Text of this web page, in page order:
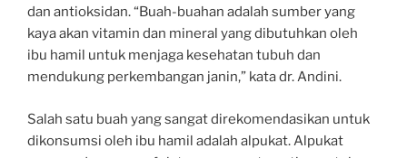
dan antioksidan. “Buah-buahan adalah sumber yang
kaya akan vitamin dan mineral yang dibutuhkan oleh
ibu hamil untuk menjaga kesehatan tubuh dan
mendukung perkembangan janin,” kata dr. Andini.
Salah satu buah yang sangat direkomendasikan untuk
dikonsumsi oleh ibu hamil adalah alpukat. Alpukat